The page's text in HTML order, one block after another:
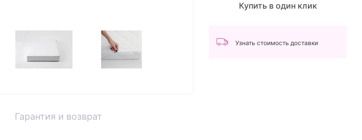
Купить в один клик
Узнать стоимость доставки
Гарантия и возврат